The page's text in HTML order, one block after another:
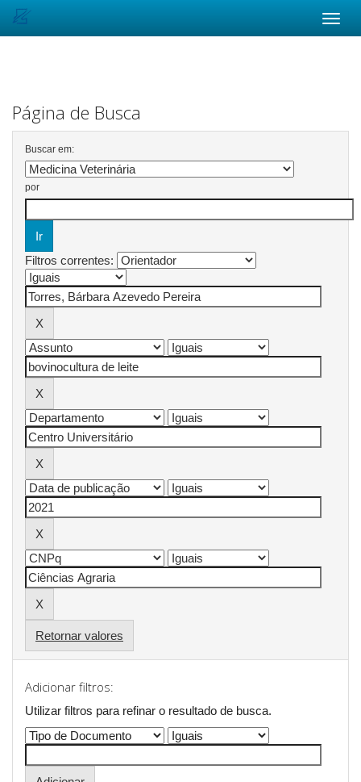
Página de Busca
Buscar em:
por
Filtros correntes:
Retornar valores
Adicionar filtros:
Utilizar filtros para refinar o resultado de busca.